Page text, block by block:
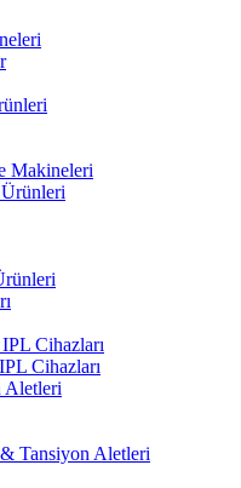
Makineleri
Cihazları
Cihazları
Aletleri
Tansiyon Aletleri